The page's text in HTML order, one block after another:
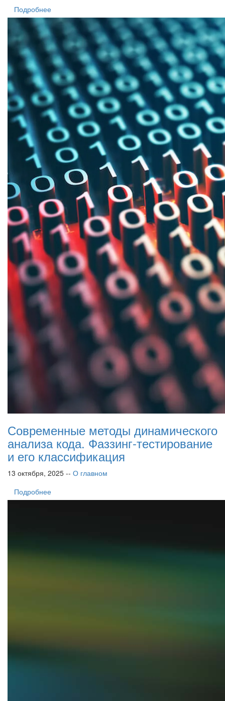
Подробнее
Современные методы динамического
анализа кода. Фаззинг-тестирование
и его классификация
13 октября, 2025 -- О главном
Подробнее